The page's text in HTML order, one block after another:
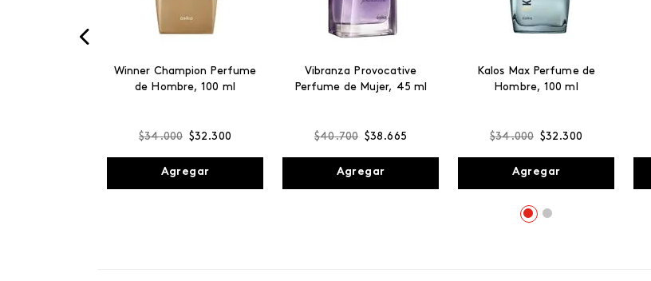
Winner Champion Perfume
de Hombre, 100 ml
$34.000 $32 .300
Agregar
Vibranza Provocative
Perfume de Mujer, 45 ml
$40.700 $38 .665
Agregar
Kalos Max Perfume de
Hombre, 100 ml
$34.000 $32 .300
Agregar